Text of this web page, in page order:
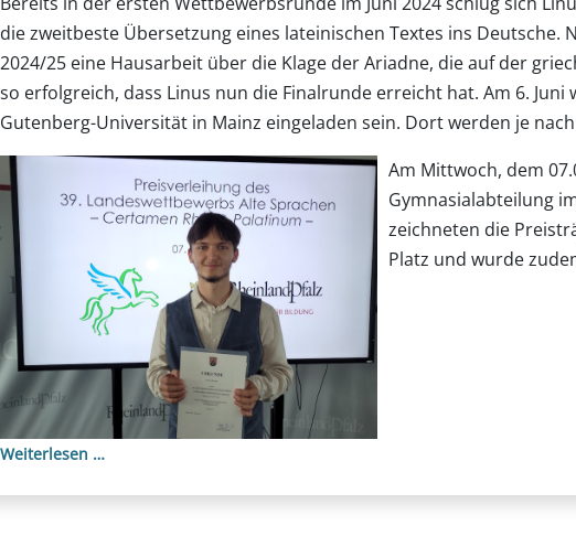
die zweitbeste Übersetzung eines lateinischen Textes ins
2024/25 eine Hausarbeit über die Klage der Ariadne, die auf der
so erfolgreich, dass Linus nun die Finalrunde erreicht hat. Am 6.
Gutenberg-Universität in Mainz eingeladen sein. Dort werden je
Am Mittwoch, dem
Gymnasialabteilung
zeichneten die
Platz und wurde
Weiterlesen …